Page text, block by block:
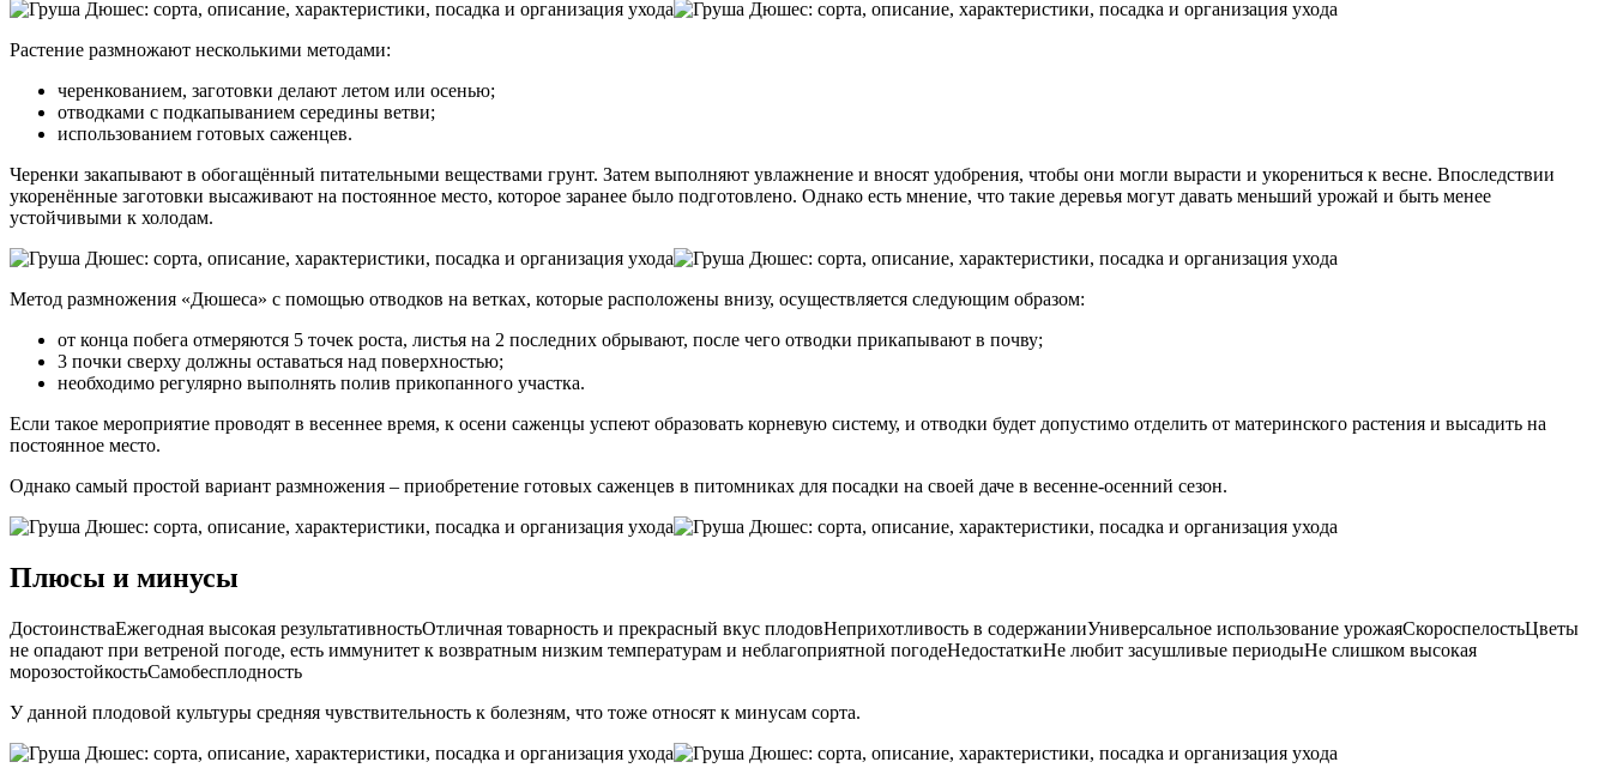
Растение размножают несколькими методами:
черенкованием, заготовки делают летом или осенью;
отводками с подкапыванием середины ветви;
использованием готовых саженцев.
Черенки закапывают в обогащённый питательными веществами грунт. Затем выполняют увлажнение и вносят удобрения, чтобы они могли вырасти и укорениться к весне. Впоследствии
укоренённые заготовки высаживают на постоянное место, которое заранее было подготовлено. Однако есть мнение, что такие деревья могут давать меньший урожай и быть менее
устойчивыми к холодам.
Метод размножения «Дюшеса» с помощью отводков на ветках, которые расположены внизу, осуществляется следующим образом:
от конца побега отмеряются 5 точек роста, листья на 2 последних обрывают, после чего отводки прикапывают в почву;
3 почки сверху должны оставаться над поверхностью;
необходимо регулярно выполнять полив прикопанного участка.
Если такое мероприятие проводят в весеннее время, к осени саженцы успеют образовать корневую систему, и отводки будет допустимо отделить от материнского растения и высадить на
постоянное место.
Однако самый простой вариант размножения – приобретение готовых саженцев в питомниках для посадки на своей даче в весенне-осенний сезон.
Плюсы и минусы
ДостоинстваЕжегодная высокая результативностьОтличная товарность и прекрасный вкус плодовНеприхотливость в содержанииУниверсальное использование урожаяСкороспелостьЦветы
не опадают при ветреной погоде, есть иммунитет к возвратным низким температурам и неблагоприятной погодеНедостаткиНе любит засушливые периодыНе слишком высокая
морозостойкостьСамобесплодность
У данной плодовой культуры средняя чувствительность к болезням, что тоже относят к минусам сорта.